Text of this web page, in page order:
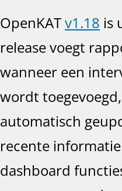
OpenKATv1.18 is
release voegt
wanneer een
wordt
automatisch
recente
dashboard